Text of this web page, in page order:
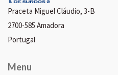
Praceta Miguel Cláudio, 3-B
2700-585 Amadora
Portugal
Menu